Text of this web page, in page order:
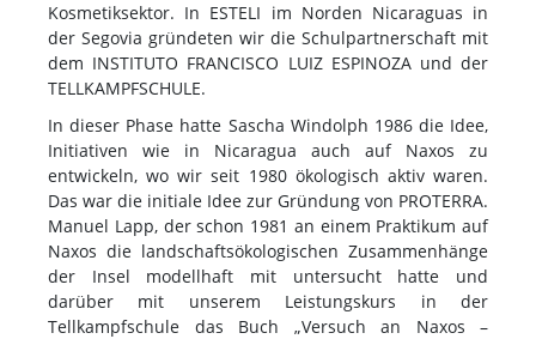
Kosmetiksektor. In ESTELI im Norden Nicaraguas in
der Segovia gründeten wir die Schulpartnerschaft mit
dem INSTITUTO FRANCISCO LUIZ ESPINOZA und der
TELLKAMPFSCHULE.
In dieser Phase hatte Sascha Windolph 1986 die Idee,
Initiativen wie in Nicaragua auch auf Naxos zu
entwickeln, wo wir seit 1980 ökologisch aktiv waren.
Das war die initiale Idee zur Gründung von PROTERRA.
Manuel Lapp, der schon 1981 an einem Praktikum auf
Naxos die landschaftsökologischen Zusammenhänge
der Insel modellhaft mit untersucht hatte und
darüber mit unserem Leistungskurs in der
Tellkampfschule das Buch „Versuch an Naxos –